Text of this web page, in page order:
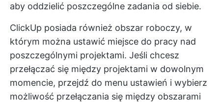
aby oddzielić poszczególne zadania od siebie.
ClickUp posiada również obszar roboczy, w
którym można ustawić miejsce do pracy nad
poszczególnymi projektami. Jeśli chcesz
przełączać się między projektami w dowolnym
momencie, przejdź do menu ustawień i wybierz
możliwość przełączania się między obszarami